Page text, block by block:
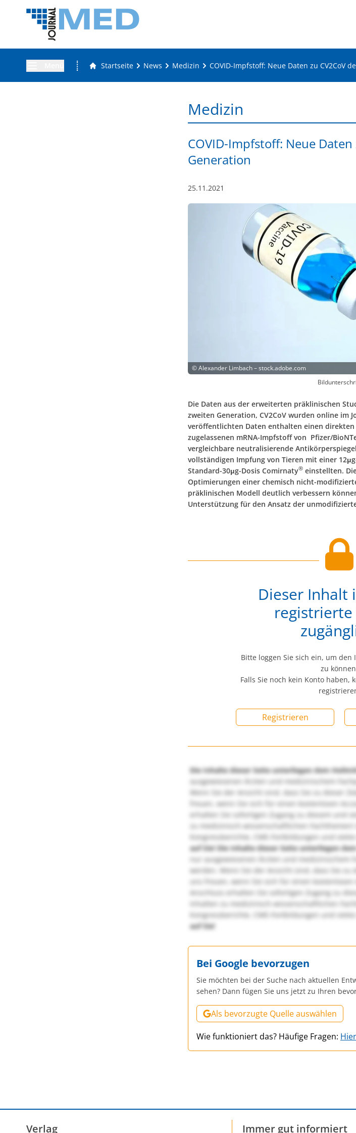
Startseite News Medizin COVID-Impfstoff: Neue Daten zu CV2CoV
Medizin
COVID-Impfstoff: Neue Daten
Generation
25.11.2021
©Alexander Limbach – stock.adobe.com
Die Daten aus der erweiterten präklinischen
zweiten Generation, CV2CoV wurden online im
veröffentlichten Daten enthalten einen direkten
zugelassenen mRNA-Impfstoff von Pfizer/
vergleichbare neutralisierende
vollständigen Impfung von Tieren mit einer
Standard-30μg-Dosis Comirnaty® einstellten.
Optimierungen einer chemisch nicht-
präklinischen Modell deutlich verbessern
Unterstützung für den Ansatz der
Dieser Inhalt
Bitte loggen Sie sich ein, um den
zu
Falls Sie noch kein Konto haben,
Registrieren
Die Inhalte dieser Seite unterliegen dem
ausgewiesenen Ärzten und medizinischem
Wenn Sie der Ansicht sind, dass Sie zu dieser
freuen, wenn Sie sich für einen kostenlosen
erhalten Sie sofortigen Zugang zu diesem und
zu medizinisch-wissenschaftlichen
Kongressberichte, CME-Fortbildungen und
auf Sie! Die Inhalte dieser Seite unterliegen
nur ausgewiesenen Ärzten und medizinischem
werden. Wenn Sie der Ansicht sind, dass Sie
uns freuen, wenn Sie sich für einen
Anschluss erhalten Sie sofortigen Zugang zu
Inhalten zu medizinisch-wissenschaftlichen
Kongressberichte, CME-Fortbildungen und
auf Sie!
Bei Google bevorzugen
Sie möchten bei der Suche nach aktuellen
sehen? Dann fügen Sie uns jetzt zu Ihren
Als bevorzugte Quelle auswählen
Wie funktioniert das? Häufige Fragen:
Verlag Immer gut informiert